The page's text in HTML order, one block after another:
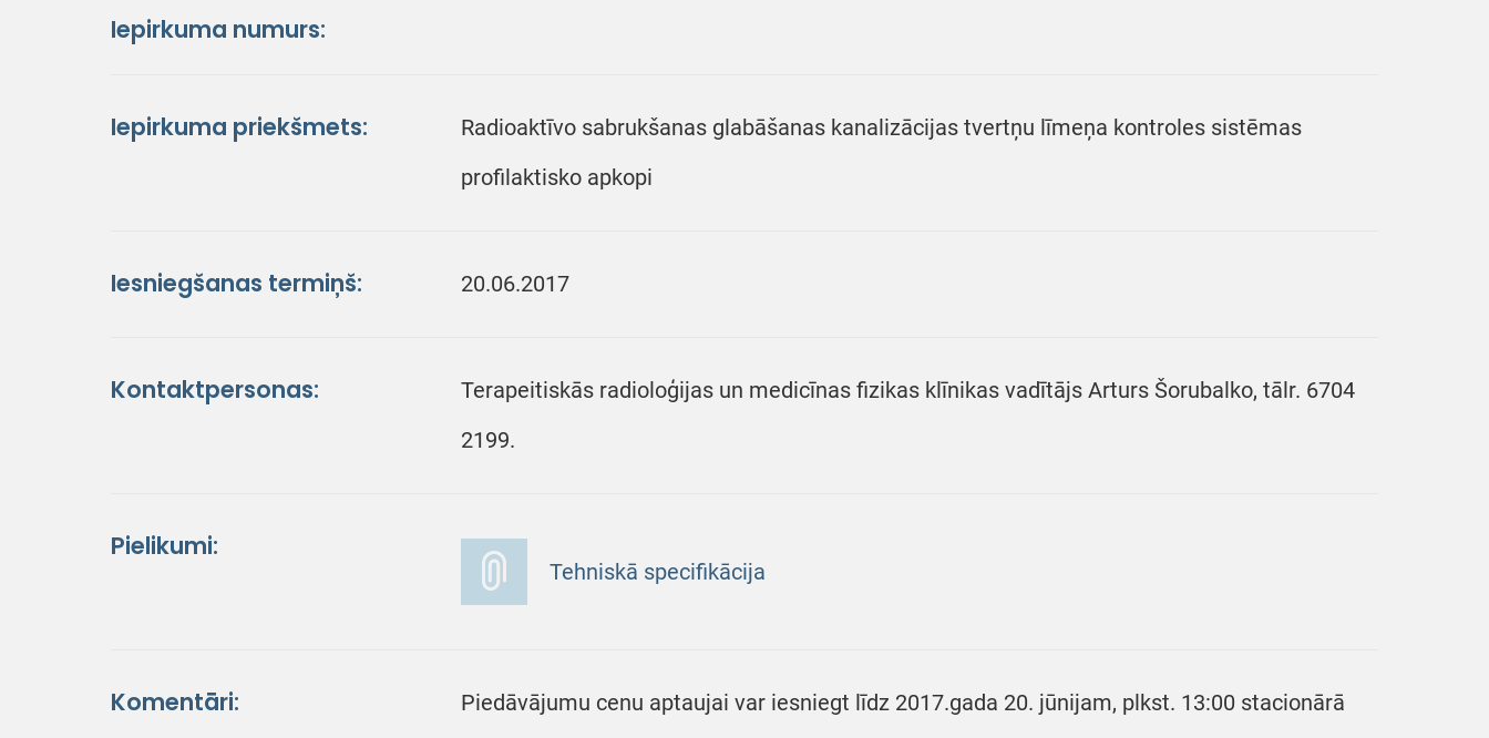
Iepirkuma numurs:
Iepirkuma priekšmets:
Radioaktīvo sabrukšanas glabāšanas kanalizācijas tvertņu līmeņa kontroles sistēmas
profilaktisko apkopi
Iesniegšanas termiņš: 20.06.2017
Kontaktpersonas:
Terapeitiskās radioloģijas un medicīnas fizikas klīnikas vadītājs Arturs Šorubalko, tālr. 6704
2199.
Pielikumi:
Tehniskā specifikācija
Komentāri:
Piedāvājumu cenu aptaujai var iesniegt līdz 2017.gada 20. jūnijam, plkst. 13:00 stacionārā